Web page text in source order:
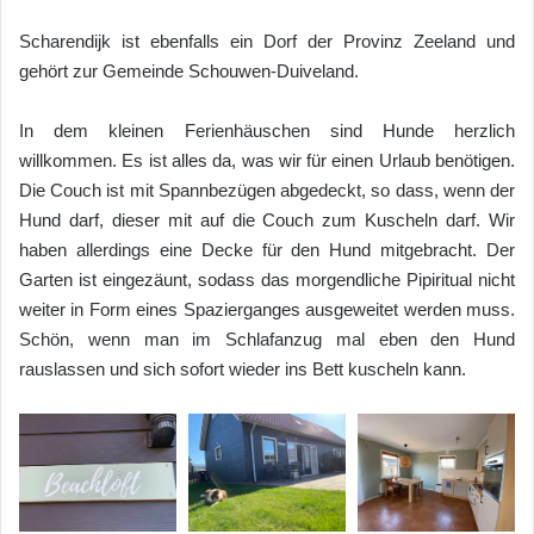
Scharendijk ist ebenfalls ein Dorf der Provinz Zeeland und
gehört zur Gemeinde Schouwen-Duiveland.
In dem kleinen Ferienhäuschen sind Hunde herzlich
willkommen. Es ist alles da, was wir für einen Urlaub benötigen.
Die Couch ist mit Spannbezügen abgedeckt, so dass, wenn der
Hund darf, dieser mit auf die Couch zum Kuscheln darf. Wir
haben allerdings eine Decke für den Hund mitgebracht. Der
Garten ist eingezäunt, sodass das morgendliche Pipiritual nicht
weiter in Form eines Spazierganges ausgeweitet werden muss.
Schön, wenn man im Schlafanzug mal eben den Hund
rauslassen und sich sofort wieder ins Bett kuscheln kann.